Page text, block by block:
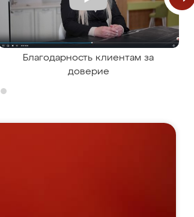
Благодарность клиентам за
доверие